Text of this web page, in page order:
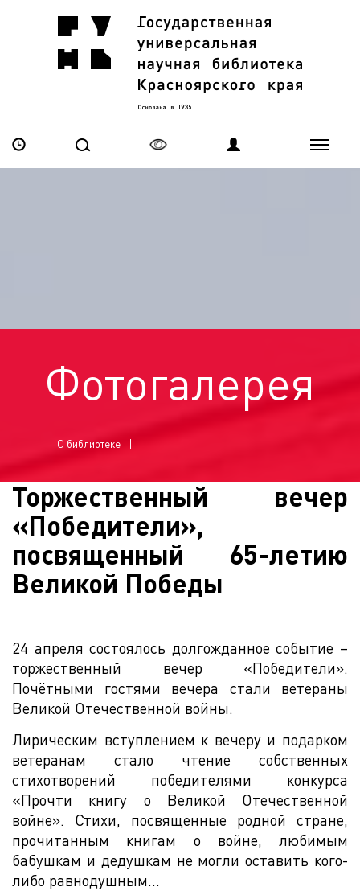
Фотогалерея
О библиотеке
Торжественный вечер
«Победители»,
посвященный 65-летию
Великой Победы
24 апреля состоялось долгожданное событие –
торжественный вечер «Победители».
Почётными гостями вечера стали ветераны
Великой Отечественной войны.
Лирическим вступлением к вечеру и подарком
ветеранам стало чтение собственных
стихотворений победителями конкурса
«Прочти книгу о Великой Отечественной
войне». Стихи, посвященные родной стране,
прочитанным книгам о войне, любимым
бабушкам и дедушкам не могли оставить кого-
либо равнодушным…